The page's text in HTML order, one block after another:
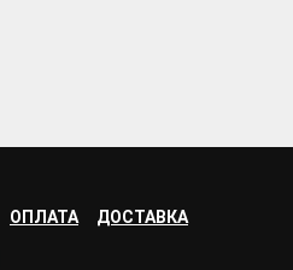
ОПЛАТА ДОСТАВКА